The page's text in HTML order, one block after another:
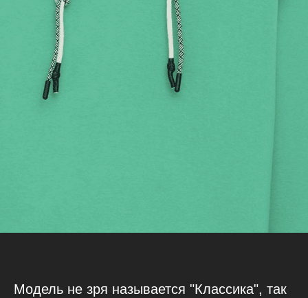
Модель не зря называется "Классика", так